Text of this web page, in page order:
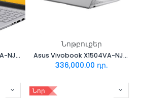
Asus Vivobook A1504VA-NJ1976
Նոթբուքեր
Asus Vivobook X1504VA-NJ379
336,000.00 դր.
Նոր